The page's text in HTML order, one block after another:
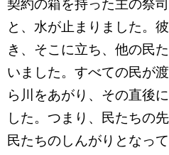
契約の箱を持った主の祭
と、水が止まりました。
き、そこに立ち、他の民
いました。すべての民が
ら川をあがり、その直後
した。つまり、民たちの
民たちのしんがりとなっ